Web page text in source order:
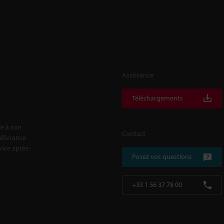
à son
après-
Assistance
Téléchargements
Contact
Posez vos questions
+33 1 56 37 78 00